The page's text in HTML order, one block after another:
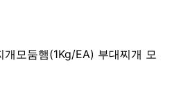
모둠햄(1Kg/EA) 부대찌개 모